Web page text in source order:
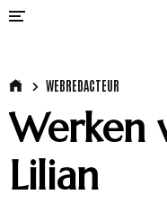
WEBREDACTEUR
Werken
Lilian